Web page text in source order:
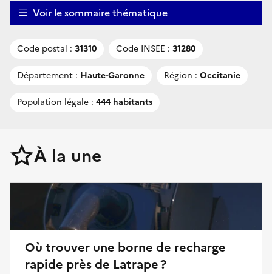
Voir le sommaire thématique
Code postal : 31310 Code INSEE : 31280
Département : Haute-Garonne Région : Occitanie
Population légale : 444 habitants
À la une
Où trouver une borne de recharge
rapide près de Latrape ?